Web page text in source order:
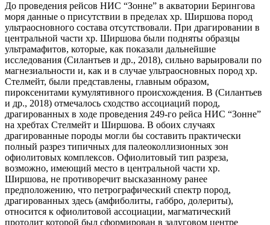
До проведения рейсов НИС “Зонне” в акватории Берингова
моря данные о присутствии в пределах хр. Ширшова пород
ультраосновного состава отсутствовали. При драгировании в
центральной части хр. Ширшова были подняты образцы
ультрамафитов, которые, как показали дальнейшие
исследования (Силантьев и др., 2018), сильно варьировали по
магнезиальности и, как и в случае ультраосновных пород хр.
Стелмейт, были представлены, главным образом,
пироксенитами кумулятивного происхождения. В (Силантьев
и др., 2018) отмечалось сходство ассоциаций пород,
драгированных в ходе проведения 249-го рейса НИС “Зонне”
на хребтах Стелмейт и Ширшова. В обоих случаях
драгированные породы могли бы составить практически
полный разрез типичных для палеоколлизионных зон
офиолитовых комплексов. Офиолитовый тип разреза,
возможно, имеющий место в центральной части хр.
Ширшова, не противоречит высказанному ранее
предположению, что петрографический спектр пород,
драгированных здесь (амфиболиты, габбро, долериты),
относится к офиолитовой ассоциации, магматический
протолит которой был сформирован в задуговом центре